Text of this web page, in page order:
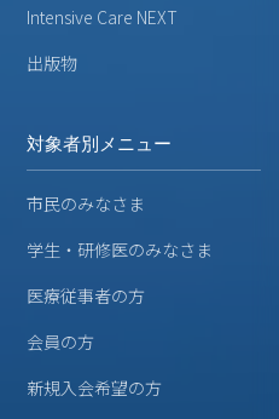
Intensive Care NEXT
出版物
対象者別メニュー
市民のみなさま
学生・研修医のみなさま
医療従事者の方
会員の方
新規入会希望の方